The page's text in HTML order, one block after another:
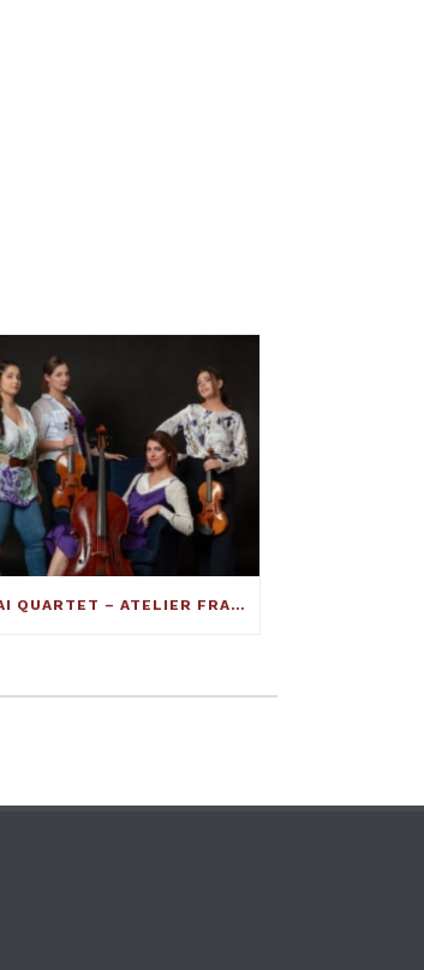
AMAI QUARTET – ATELIER FRANCESCO TOTO